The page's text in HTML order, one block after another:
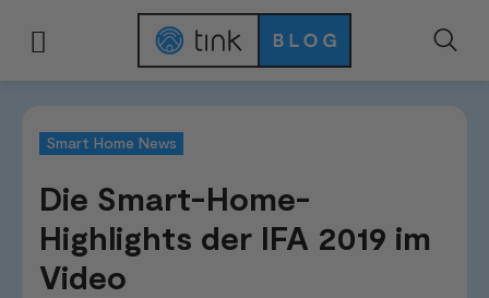
Smart Home News
Die Smart-Home-
Highlights der IFA 2019 im
Video